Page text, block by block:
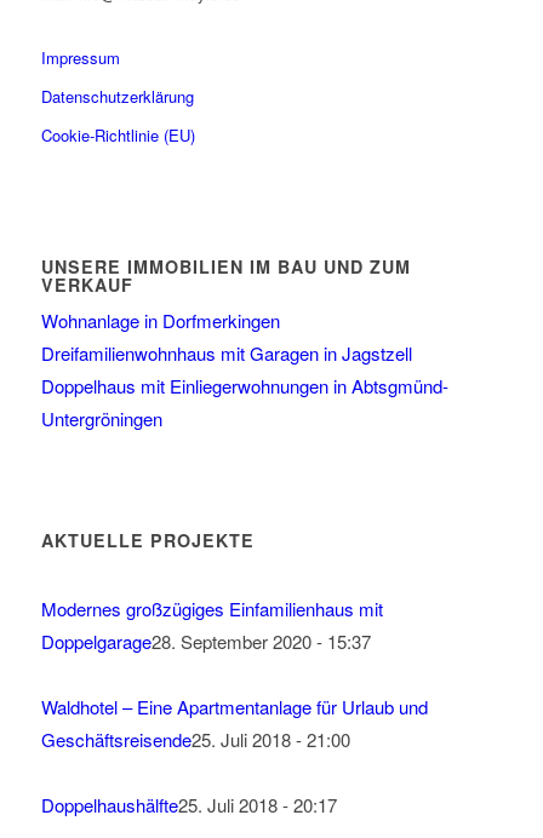
Impressum
Datenschutzerklärung
Cookie-Richtlinie (EU)
UNSERE IMMOBILIEN IM BAU UND ZUM
VERKAUF
Wohnanlage in Dorfmerkingen
Dreifamilienwohnhaus mit Garagen in Jagstzell
Doppelhaus mit Einliegerwohnungen in Abtsgmünd-
Untergröningen
AKTUELLE PROJEKTE
Modernes großzügiges Einfamilienhaus mit
Doppelgarage28. September 2020 - 15:37
Waldhotel – Eine Apartmentanlage für Urlaub und
Geschäftsreisende25. Juli 2018 - 21:00
Doppelhaushälfte25. Juli 2018 - 20:17